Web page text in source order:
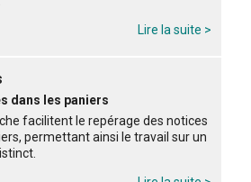
Lire la suite >
dans les paniers
facilitent le repérage des notices
permettant ainsi le travail sur un